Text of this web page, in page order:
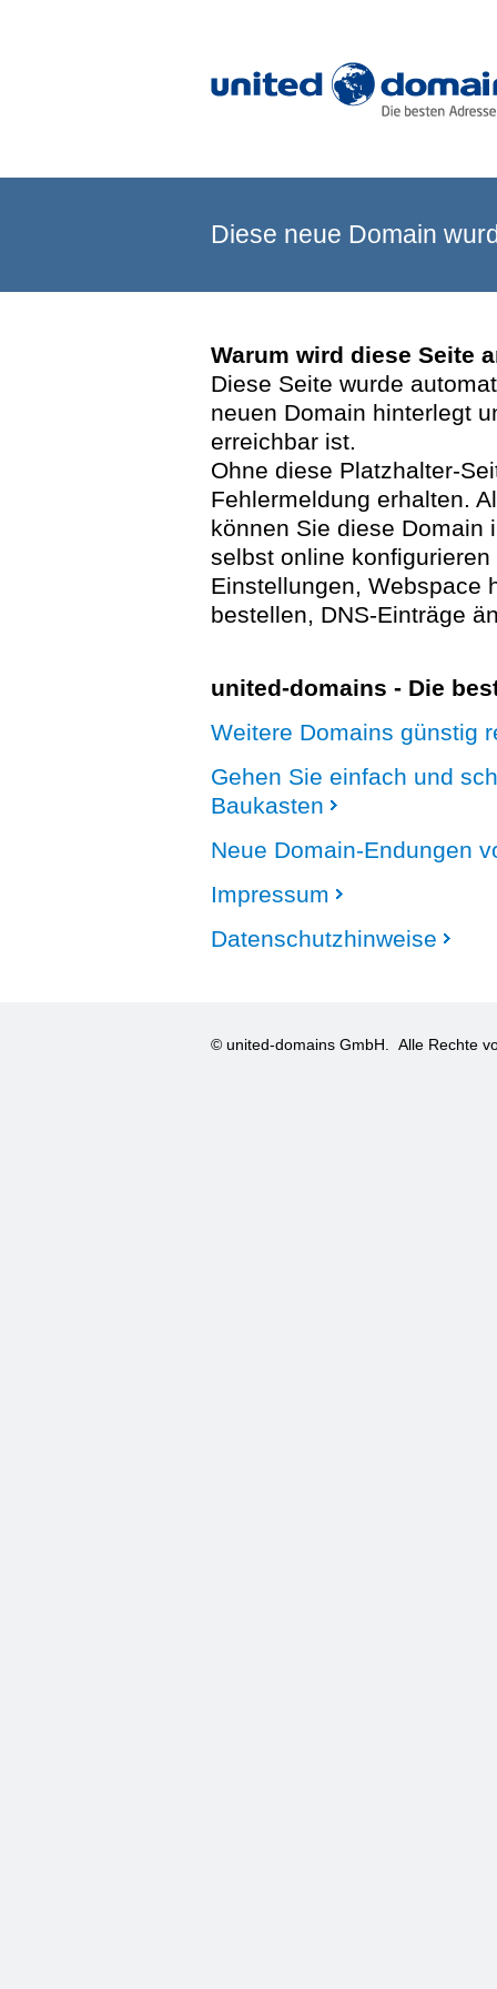
Diese neue Domain
Warum wird diese Seite
Diese Seite wurde
neuen Domain hinterlegt
erreichbar ist.
Ohne diese Platzhalter-
Fehlermeldung erhalten.
können Sie diese Domain
selbst online
Einstellungen, Webspace
bestellen, DNS-Einträge
united-domains - Die
Weitere Domains günstig
Gehen Sie einfach und
Baukasten
Neue Domain-Endungen
Impressum
Datenschutzhinweise
© united-domains GmbH. Alle Rechte